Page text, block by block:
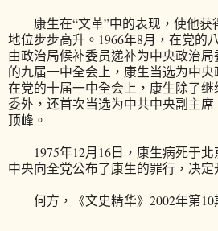
康生在“文革”中的表现，使他获
地位步步高升。1966年8月，在党的
由政治局候补委员递补为中央政治局
的九届一中全会上，康生当选为中央
在党的十届一中全会上，康生除了
委外，还首次当选为中共中央副主
顶峰。
1975年12月16日，康生病死于北
中央向全党公布了康生的罪行，决定
何方，《文史精华》2002年第10